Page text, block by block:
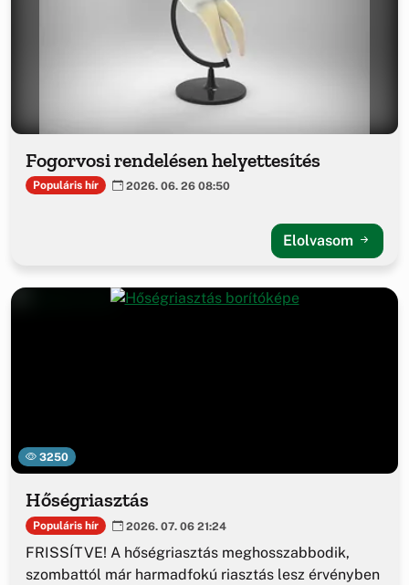
Fogorvosi rendelésen helyettesítés
Populáris hír 2026. 06. 26 08:50
Elolvasom
3250
Hőségriasztás
Populáris hír 2026. 07. 06 21:24
FRISSÍTVE! A hőségriasztás meghosszabbodik,
szombattól már harmadfokú riasztás lesz érvényben